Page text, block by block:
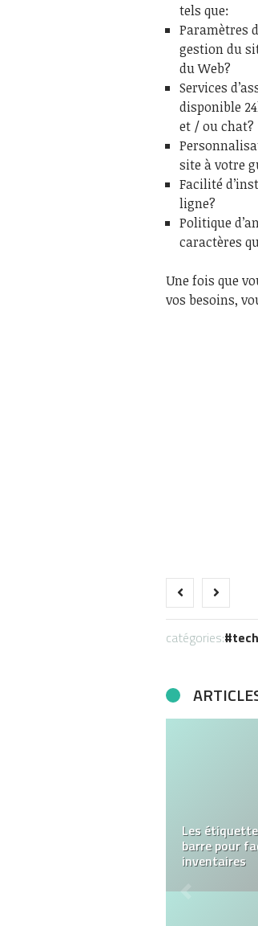
tels que:
Paramètres
gestion du
du Web?
Services
disponible
et / ou chat?
site à votre
Facilité
ligne?
Politique
caractères
Une fois que
vos besoins,
catégories:
achats en
faire si vous
victime